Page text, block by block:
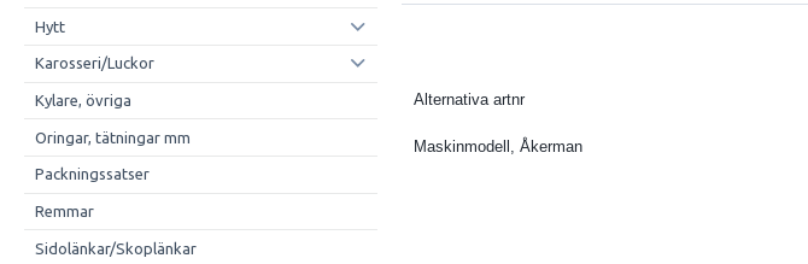
Hytt
Karosseri/Luckor
Kylare, övriga
Oringar, tätningar mm
Packningssatser
Remmar
Sidolänkar/Skoplänkar
Alternativa artnr
Maskinmodell, Åkerman